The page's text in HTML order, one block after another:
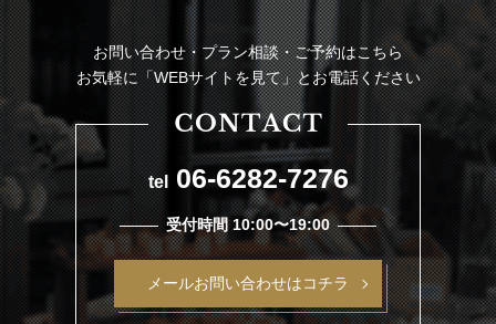
お問い合わせ・プラン相談・ご予約はこちら
お気軽に「WEBサイトを見て」とお電話ください
tel 06-6282-7276
受付時間 10:00〜19:00
メールお問い合わせはコチラ